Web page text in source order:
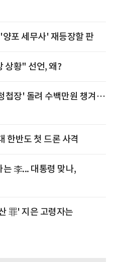
포 세무사' 재등장할 판
상황" 선언, 왜?
첩장' 돌려 수백만원 챙겨…
한반도 첫 드론 사격
李... 대통령 맞나,
罪' 지은 고령자는